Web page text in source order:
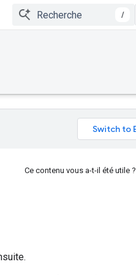
/
Ce contenu vous a-t-il été utile ?